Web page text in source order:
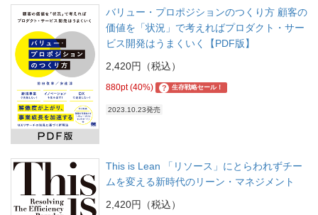
バリュー・プロポジションのつくり方 顧客の
価値を「状況」で考えればプロダクト・サー
ビス開発はうまくいく【PDF版】
2,420円（税込）
880pt (40%) ? 生存戦略セール！
2023.10.23発売
This is Lean 「リソース」にとらわれずチー
ムを変える新時代のリーン・マネジメント
2,420円（税込）